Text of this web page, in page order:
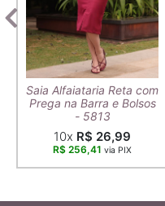
Saia Alfaiataria Reta com
Prega na Barra e Bolsos
- 5813
10x R$ 26,99
R$ 256,41 via PIX